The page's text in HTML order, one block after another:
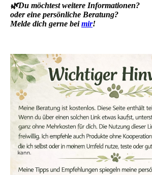
🌿Du möchtest weitere Informationen?
oder eine persönliche Beratung?
Melde dich gerne beimir!